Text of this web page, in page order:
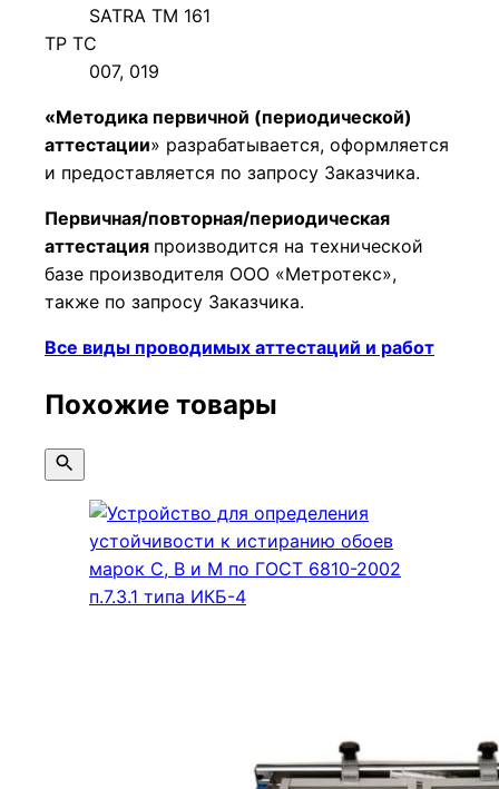
SATRA TM 161
ТР ТС
007, 019
«Методика первичной (периодической)
аттестации» разрабатывается, оформляется
и предоставляется по запросу Заказчика.
Первичная/повторная/периодическая
аттестация производится на технической
базе производителя ООО «Метротекс»,
также по запросу Заказчика.
Все виды проводимых аттестаций и работ
Похожие товары